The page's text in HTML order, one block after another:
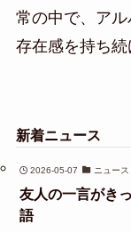
常の中で、ア
存在感を持ち続
新着ニュース
2026-05-07 ニュース
友人の一言がき
語